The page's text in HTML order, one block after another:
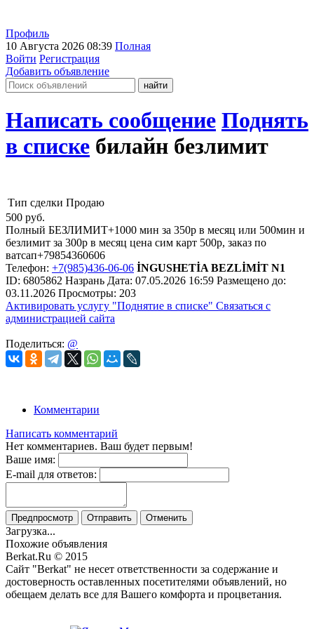
Профиль
10 Августа 2026 08:39 Полная
Войти Регистрация
Добавить объявление
Написать сообщение Поднять
в списке билайн безлимит
Тип сделки Продаю
500 руб.
Полный БЕЗЛИМИТ+1000 мин за 350р в месяц или 500мин и
безлимит за 300р в месяц цена сим карт 500р, заказ по
ватсап+79854360606
Телефон: +7(985)436-06-06 İNGUSHETİA BEZLİMİT N1
ID: 6805862 Назрань Дата: 07.05.2026 16:59 Размещено до:
03.11.2026 Просмотры: 203
Активировать услугу "Поднятие в списке" Связаться с
администрацией сайта
Поделиться: @
Комментарии
Написать комментарий
Нет комментариев. Ваш будет первым!
Ваше имя:
E-mail для ответов:
Предпросмотр Отправить Отменить
Загрузка...
Похожие объявления
Berkat.Ru © 2015
Сайт "Berkat" не несет ответственности за содержание и
достоверность оставленных посетителями объявлений, но
обещаем делать все для Вашего комфорта и процветания.